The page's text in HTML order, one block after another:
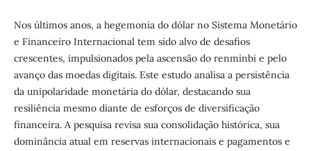
Nos últimos anos, a hegemonia do dólar no Sistema Monetário
e Financeiro Internacional tem sido alvo de desafios
crescentes, impulsionados pela ascensão do renminbi e pelo
avanço das moedas digitais. Este estudo analisa a persistência
da unipolaridade monetária do dólar, destacando sua
resiliência mesmo diante de esforços de diversificação
financeira. A pesquisa revisa sua consolidação histórica, sua
dominância atual em reservas internacionais e pagamentos e